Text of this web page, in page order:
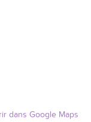
dans Google Maps